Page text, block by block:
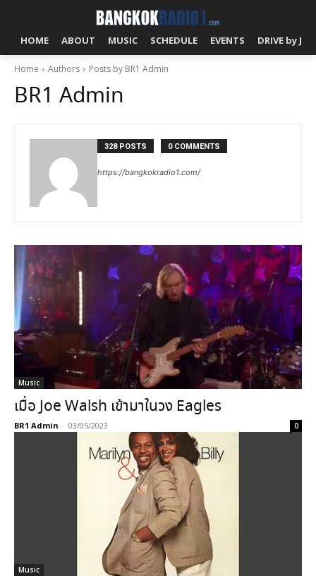
HOME ABOUT MUSIC SCHEDULE EVENTS DRIVE by
Home Authors Posts by BR1 Admin
BR1 Admin
328 POSTS 0 COMMENTS
https://bangkokradio1.com/
Music
เมื่อ Joe Walsh เข้ามาในวง Eagles
BR1 Admin - 03/05/2023 0
Music